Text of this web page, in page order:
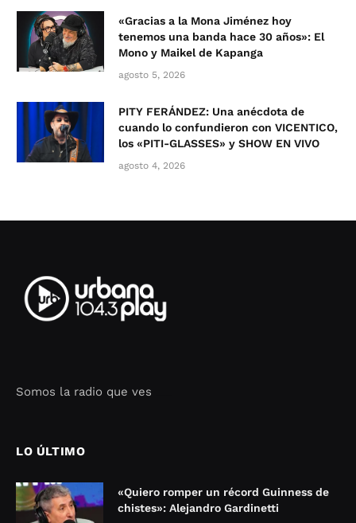
«Gracias a la Mona Jiménez hoy
tenemos una banda hace 30 años»: El
Mono y Maikel de Kapanga
agosto 5, 2026
PITY FERÁNDEZ: Una anécdota de
cuando lo confundieron con VICENTICO,
los «PITI-GLASSES» y SHOW EN VIVO
agosto 4, 2026
Somos la radio que ves
LO ÚLTIMO
«Quiero romper un récord Guinness de
chistes»: Alejandro Gardinetti